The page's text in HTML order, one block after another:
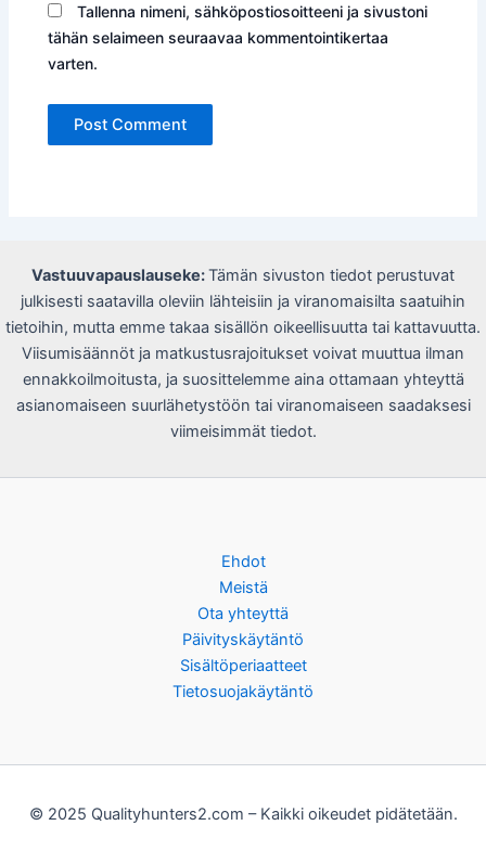
Tallenna nimeni, sähköpostiosoitteeni ja sivustoni
tähän selaimeen seuraavaa kommentointikertaa
varten.
Vastuuvapauslauseke:Tämän sivuston tiedot perustuvat
julkisesti saatavilla oleviin lähteisiin ja viranomaisilta saatuihin
tietoihin, mutta emme takaa sisällön oikeellisuutta tai kattavuutta.
Viisumisäännöt ja matkustusrajoitukset voivat muuttua ilman
ennakkoilmoitusta, ja suosittelemme aina ottamaan yhteyttä
asianomaiseen suurlähetystöön tai viranomaiseen saadaksesi
viimeisimmät tiedot.
Ehdot
Meistä
Ota yhteyttä
Päivityskäytäntö
Sisältöperiaatteet
Tietosuojakäytäntö
© 2025 Qualityhunters2.com – Kaikki oikeudet pidätetään.